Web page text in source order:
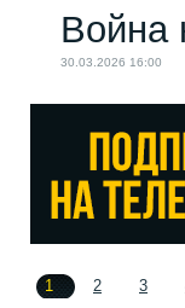
Война
30.03.2026 16:00
1 2 3